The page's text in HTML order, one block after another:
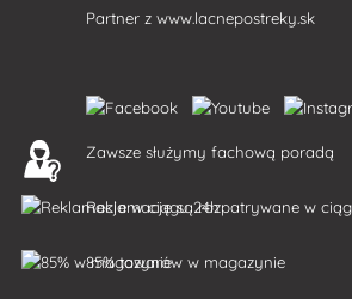
Partner z www.lacnepostreky.sk
Zawsze służymy fachową poradą
Reklamacje są rozpatrywane w
85% towarów w magazynie